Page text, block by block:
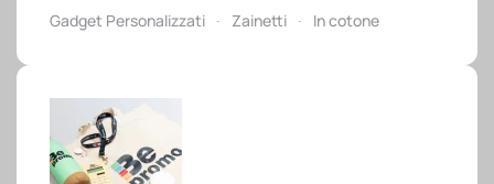
Gadget Personalizzati Zainetti In cotone